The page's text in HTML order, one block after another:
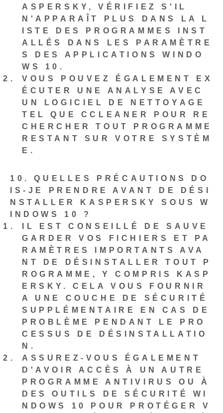
ASPERSKY, VÉRIFIEZ S'IL
N'APPARAÎT PLUS DANS LA L
ISTE DES PROGRAMMES INST
ALLÉS DANS LES PARAMÈTRE
S DES APPLICATIONS WINDO
WS 10.
VOUS POUVEZ ÉGALEMENT EX
ÉCUTER UNE ANALYSE AVEC
UN LOGICIEL DE NETTOYAGE
TEL QUE CCLEANER POUR RE
CHERCHER TOUT PROGRAMME
RESTANT SUR VOTRE SYSTÈM
E.
10. QUELLES PRÉCAUTIONS DO
IS-JE PRENDRE AVANT DE DÉSI
NSTALLER KASPERSKY SOUS W
INDOWS 10 ?
IL EST CONSEILLÉ DE SAUVE
GARDER VOS FICHIERS ET PA
RAMÈTRES IMPORTANTS AVA
NT DE DÉSINSTALLER TOUT P
ROGRAMME, Y COMPRIS KASP
ERSKY. CELA VOUS FOURNIR
A UNE COUCHE DE SÉCURITÉ
SUPPLÉMENTAIRE EN CAS DE
PROBLÈME PENDANT LE PRO
CESSUS DE DÉSINSTALLATIO
N.
ASSUREZ-VOUS ÉGALEMENT
D'AVOIR ACCÈS À UN AUTRE
PROGRAMME ANTIVIRUS OU À
DES OUTILS DE SÉCURITÉ WI
NDOWS 10 POUR PROTÉGER V